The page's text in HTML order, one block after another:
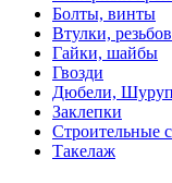
Болты, винты
Втулки,
Гайки, шайбы
Гвозди
Дюбели,
Заклепки
Строительные
Такелаж